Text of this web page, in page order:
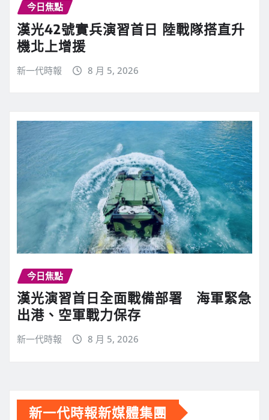
今日焦點
漢光42號實兵演習首日 陸戰隊搭直升
機北上增援
新一代時報 8 月 5, 2026
今日焦點
漢光演習首日全面戰備部署 海軍緊急
出港、空軍戰力保存
新一代時報 8 月 5, 2026
新一代時報新媒體集團